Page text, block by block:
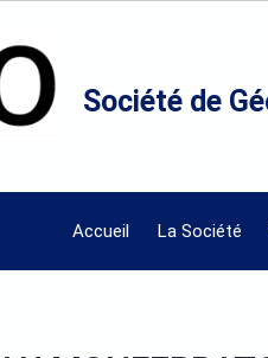
Société de
Accueil La Société